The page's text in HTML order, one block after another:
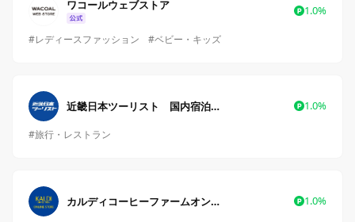
ワコールウェブストア 1.0%
#レディースファッション #ベビー・キッズ
近畿日本ツーリスト 国内宿泊・国内ツアー 1.0%
#旅行・レストラン
カルディコーヒーファームオンラインストア 1.0%